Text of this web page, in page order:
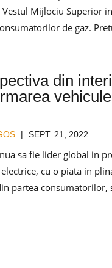
Mijlociu Superior
de gaz.
din
| SEPT. 21, 2022
sa fie lider global in
cu o piata in
partea consumatorilor,